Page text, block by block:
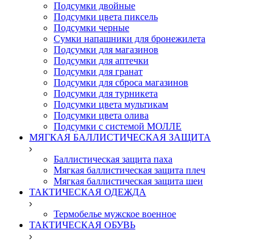
Подсумки двойные
Подсумки цвета пиксель
Подсумки черные
Сумки напашники для бронежилета
Подсумки для магазинов
Подсумки для аптечки
Подсумки для гранат
Подсумки для сброса магазинов
Подсумки для турникета
Подсумки цвета мультикам
Подсумки цвета олива
Подсумки с системой МОЛЛЕ
МЯГКАЯ БАЛЛИСТИЧЕСКАЯ ЗАЩИТА
Баллистическая защита паха
Мягкая баллистическая защита плеч
Мягкая баллистическая защита шеи
ТАКТИЧЕСКАЯ ОДЕЖДА
Термобелье мужское военное
ТАКТИЧЕСКАЯ ОБУВЬ